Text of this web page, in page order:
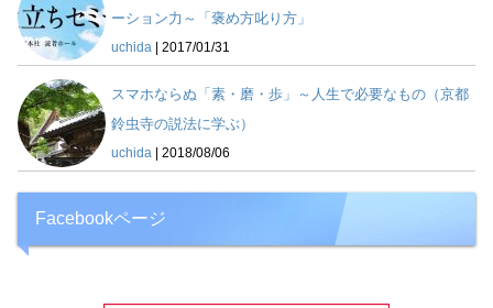
ーション力～「褒め方叱り方」
uchida | 2017/01/31
スマホならぬ「素・磨・歩」～人生で必要なもの（京都
鈴虫寺の説法に学ぶ）
uchida | 2018/08/06
Facebookページ